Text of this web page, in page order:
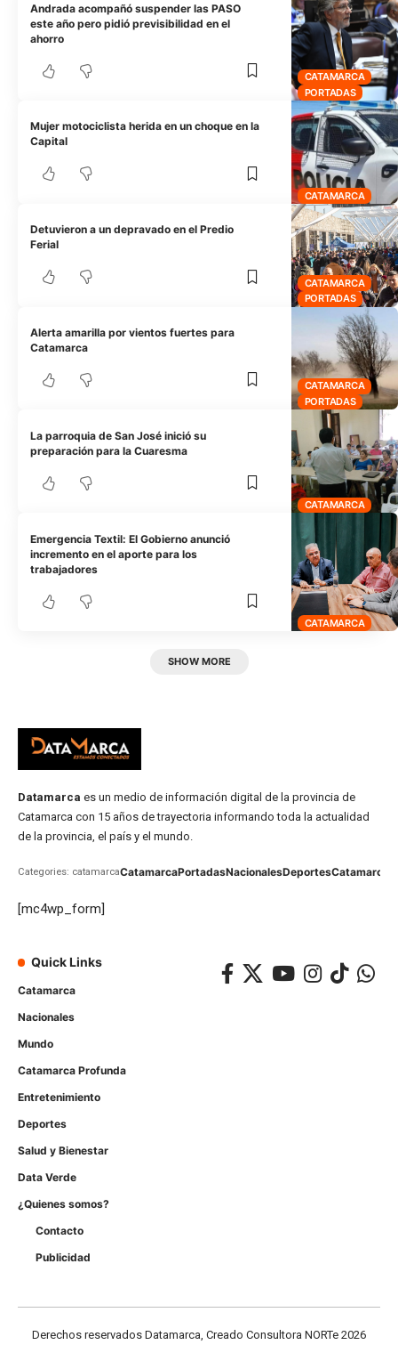
CATAMARCA
PORTADAS
Andrada acompañó suspender las PASO
este año pero pidió previsibilidad en el
ahorro
CATAMARCA
Mujer motociclista herida en un choque en la
Capital
CATAMARCA
PORTADAS
Detuvieron a un depravado en el Predio
Ferial
CATAMARCA
PORTADAS
Alerta amarilla por vientos fuertes para
Catamarca
CATAMARCA
La parroquia de San José inició su
preparación para la Cuaresma
CATAMARCA
Emergencia Textil: El Gobierno anunció
incremento en el aporte para los
trabajadores
SHOW MORE
Datamarca es un medio de información digital de la provincia de
Catamarca con 15 años de trayectoria informando toda la actualidad
de la provincia, el país y el mundo.
Categories: catamarcaCatamarcaPortadasNacionalesDeportesCatamarca
[mc4wp_form]
Quick Links
Catamarca
Nacionales
Mundo
Catamarca Profunda
Entretenimiento
Deportes
Salud y Bienestar
Data Verde
¿Quienes somos?
Contacto
Publicidad
Derechos reservados Datamarca, Creado Consultora NORTe 2026